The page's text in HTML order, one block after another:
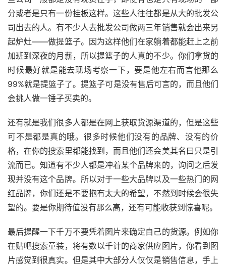
分或者是只有一份挂板这样。这些人往往都是从大的批发公
司出去的人。有不少人去批发公司做两三年销售就会出来另
起炉灶——做提篮子。因为这样他们在家躺着都能赶上之前
加班到深夜的月薪，所以提篮子的人真的不少。你们拿货的
时候最好就是能去现场考察一下，要是他左右而言他那么
99%就是提篮子了。提篮子可是没有售后可言的，而且他们
会挑人做一锤子买卖的。
还有就是我们很多人都是在网上获取货源渠道的，但是这些
可不是都是真的哦。很多时候他们没有的品牌、没有的价
格，在你的搜索里都能找到，而且他们还会美其名曰只是引
流而已。知道有不少人都是冲着某个品牌来的，询问之后发
现并没有这个品牌。所以对于一些大品牌以及一些热门的网
红品牌，你们还是不要抱有太大的希望，不然到时候会很失
望的。要是你期待值没有那么高，还有可能收获到惊喜呢。
最后提醒一下千万不要凭着图片来确定自己的货源。例如你
在贴吧搜索童装，将有数以千计的商家供应图片，你看到图
片感觉到很真实。但是其中大部分人仅仅是销售信息，手上